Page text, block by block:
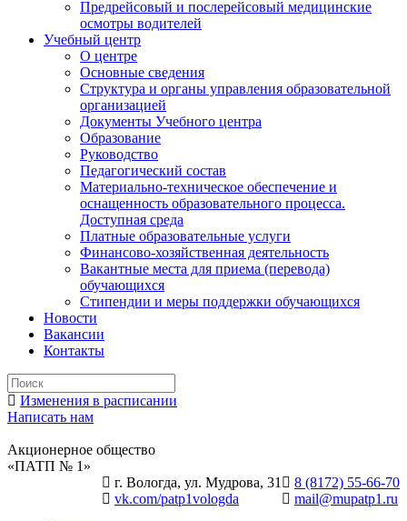
Предрейсовый и послерейсовый медицинские
осмотры водителей
Учебный центр
О центре
Основные сведения
Структура и органы управления образовательной
организацией
Документы Учебного центра
Образование
Руководство
Педагогический состав
Материально-техническое обеспечение и
оснащенность образовательного процесса.
Доступная среда
Платные образовательные услуги
Финансово-хозяйственная деятельность
Вакантные места для приема (перевода)
обучающихся
Стипендии и меры поддержки обучающихся
Новости
Вакансии
Контакты
Изменения в расписании
Написать нам
Акционерное общество
«ПАТП № 1»
г. Вологда, ул. Мудрова, 31
vk.com/patp1vologda
8 (8172) 55-66-70
mail@mupatp1.ru